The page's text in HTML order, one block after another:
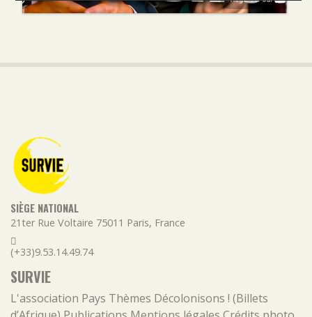
SIÈGE NATIONAL
21ter Rue Voltaire 75011 Paris, France
(+33)9.53.14.49.74
SURVIE
L'association Pays Thèmes Décolonisons ! (Billets